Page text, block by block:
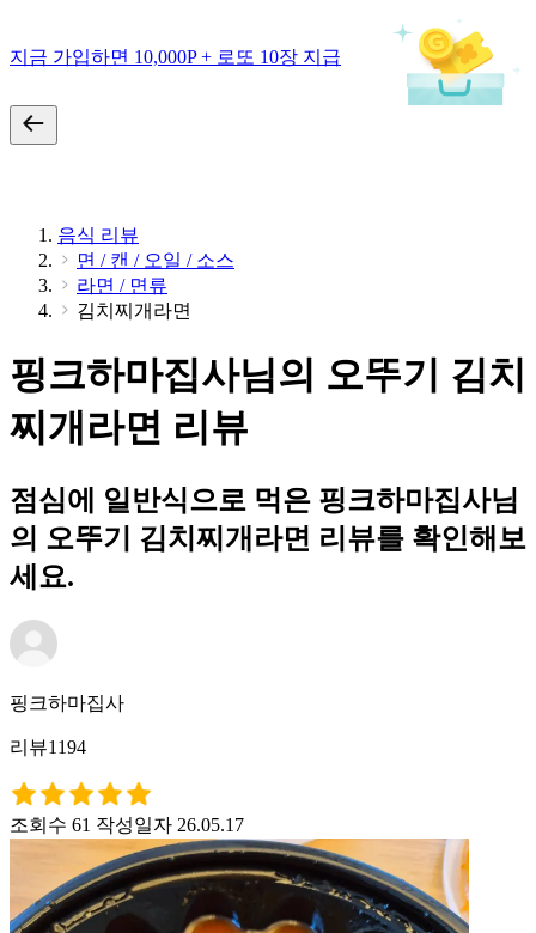
지금 가입하면 10,000P + 로또 10장 지급
음식 리뷰
면 / 캔 / 오일 / 소스
라면 / 면류
김치찌개라면
핑크하마집사님의 오뚜기 김치
찌개라면 리뷰
점심에 일반식으로 먹은 핑크하마집사님
의 오뚜기 김치찌개라면 리뷰를 확인해보
세요.
핑크하마집사
리뷰1194
조회수 61 작성일자 26.05.17